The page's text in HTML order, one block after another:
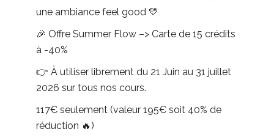
une ambiance feel good 💛
🎉 Offre Summer Flow –> Carte de 15 crédits
à -40%
👉 À utiliser librement du 21 Juin au 31 juillet
2026 sur tous nos cours.
117€ seulement (valeur 195€ soit 40% de
réduction 🔥)